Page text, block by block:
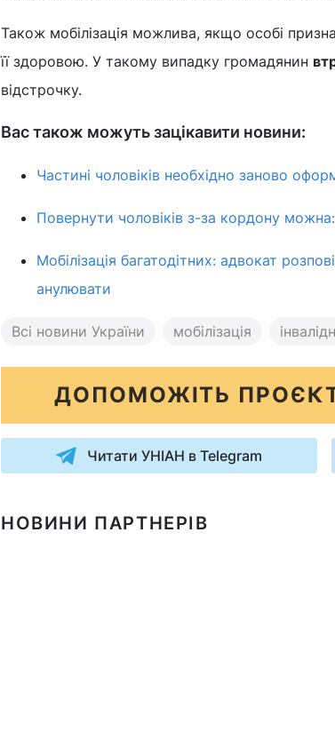
Також мобілізація можлива, якщо особі
її здоровою. У такому випадку громадянин
відстрочку.
Вас також можуть зацікавити новини:
Частині чоловіків необхідно заново
Повернути чоловіків з-за кордону
Мобілізація багатодітних: адвокат
анулювати
Всі новини України мобілізація
ДОПОМОЖІТЬ
Читати УНІАН в Telegram
НОВИНИ ПАРТНЕРІВ